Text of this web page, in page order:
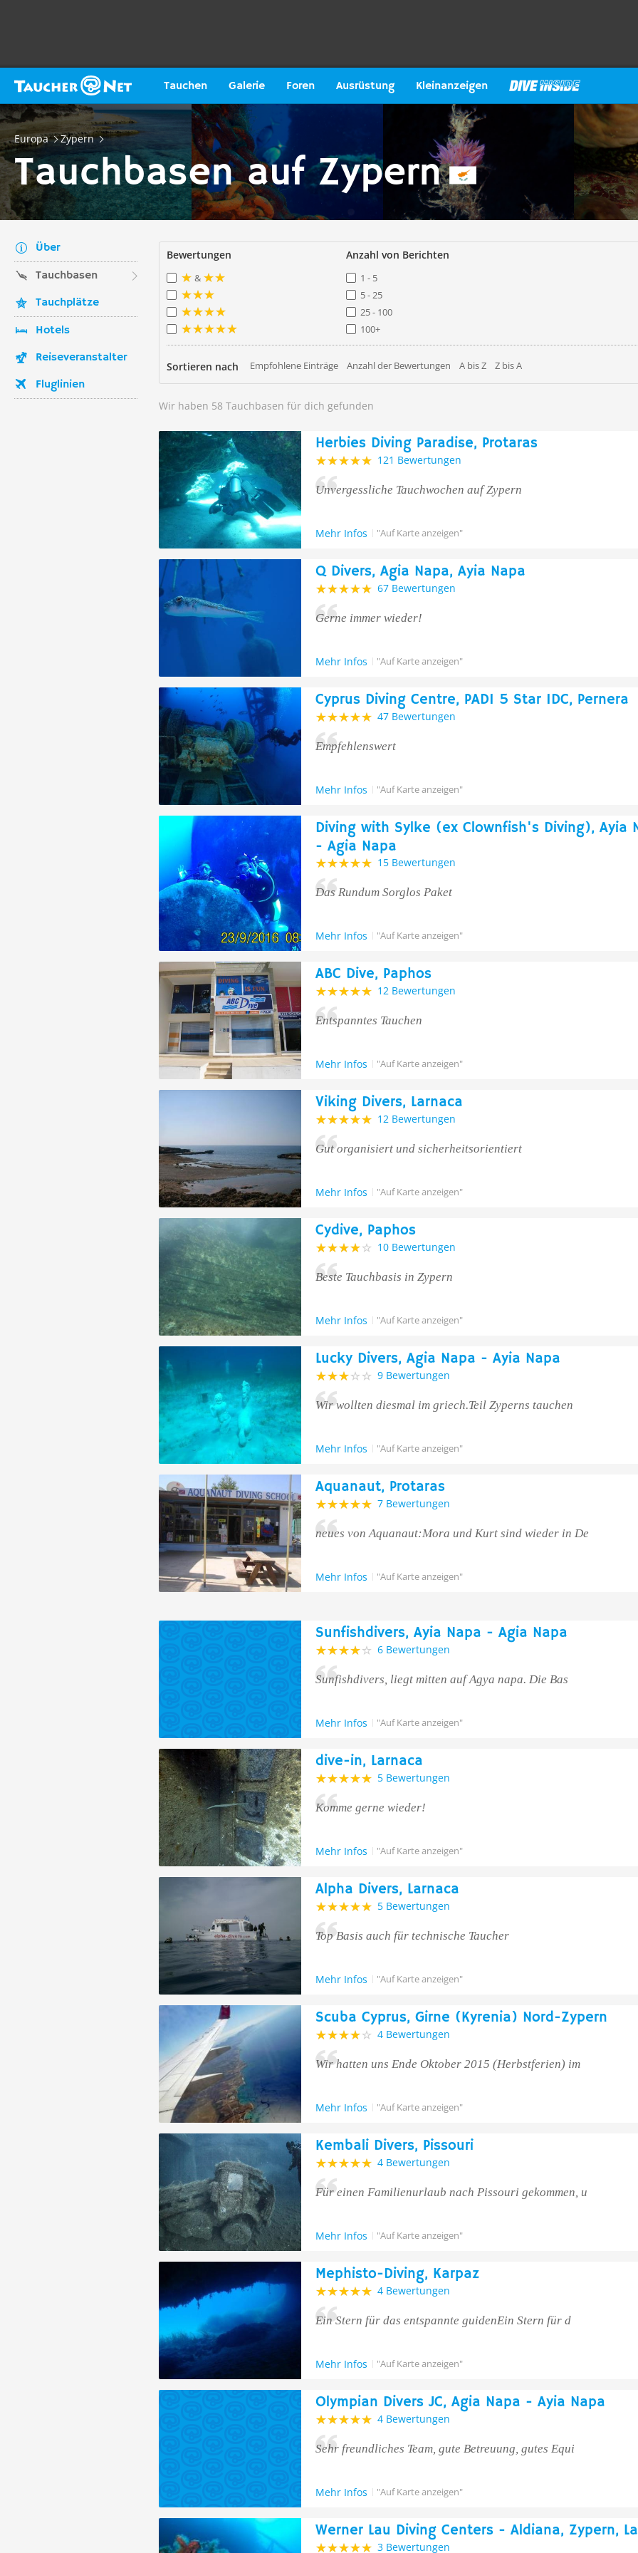
Tauchen Galerie Foren Ausrüstung Kleinanzeigen
Europa Zypern
Tauchbasen auf Zypern
Über
Tauchbasen
Tauchplätze
Hotels
Reiseveranstalter
Fluglinien
Bewertungen
&
Anzahl von Berichten
1 - 5
5 - 25
25 - 100
100+
Sortieren nach Empfohlene Einträge Anzahl der Bewertungen A bis Z Z bis A
Wir haben 58 Tauchbasen für dich gefunden
Herbies Diving Paradise, Protaras
121 Bewertungen
Unvergessliche Tauchwochen auf Zypern
Mehr Infos "Auf Karte anzeigen"
Q Divers, Agia Napa, Ayia Napa
67 Bewertungen
Gerne immer wieder!
Mehr Infos "Auf Karte anzeigen"
Cyprus Diving Centre, PADI 5 Star IDC, Pernera
47 Bewertungen
Empfehlenswert
Mehr Infos "Auf Karte anzeigen"
Diving with Sylke (ex Clownfish's Diving), Ayia
- Agia Napa
15 Bewertungen
Das Rundum Sorglos Paket
Mehr Infos "Auf Karte anzeigen"
ABC Dive, Paphos
12 Bewertungen
Entspanntes Tauchen
Mehr Infos "Auf Karte anzeigen"
Viking Divers, Larnaca
12 Bewertungen
Gut organisiert und sicherheitsorientiert
Mehr Infos "Auf Karte anzeigen"
Cydive, Paphos
10 Bewertungen
Beste Tauchbasis in Zypern
Mehr Infos "Auf Karte anzeigen"
Lucky Divers, Agia Napa - Ayia Napa
9 Bewertungen
Wir wollten diesmal im griech.Teil Zyperns tauchen
Mehr Infos "Auf Karte anzeigen"
Aquanaut, Protaras
7 Bewertungen
neues von Aquanaut:Mora und Kurt sind wieder in De
Mehr Infos "Auf Karte anzeigen"
Sunfishdivers, Ayia Napa - Agia Napa
6 Bewertungen
Sunfishdivers, liegt mitten auf Agya napa. Die Bas
Mehr Infos "Auf Karte anzeigen"
dive-in, Larnaca
5 Bewertungen
Komme gerne wieder!
Mehr Infos "Auf Karte anzeigen"
Alpha Divers, Larnaca
5 Bewertungen
Top Basis auch für technische Taucher
Mehr Infos "Auf Karte anzeigen"
Scuba Cyprus, Girne (Kyrenia) Nord-Zypern
4 Bewertungen
Wir hatten uns Ende Oktober 2015 (Herbstferien) im
Mehr Infos "Auf Karte anzeigen"
Kembali Divers, Pissouri
4 Bewertungen
Für einen Familienurlaub nach Pissouri gekommen, u
Mehr Infos "Auf Karte anzeigen"
Mephisto-Diving, Karpaz
4 Bewertungen
Ein Stern für das entspannte guidenEin Stern für d
Mehr Infos "Auf Karte anzeigen"
Olympian Divers JC, Agia Napa - Ayia Napa
4 Bewertungen
Sehr freundliches Team, gute Betreuung, gutes Equi
Mehr Infos "Auf Karte anzeigen"
Werner Lau Diving Centers - Aldiana, Zypern,
3 Bewertungen